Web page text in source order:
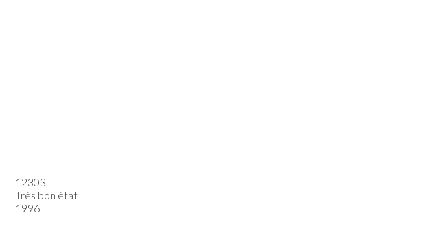
12303
Très bon état
1996